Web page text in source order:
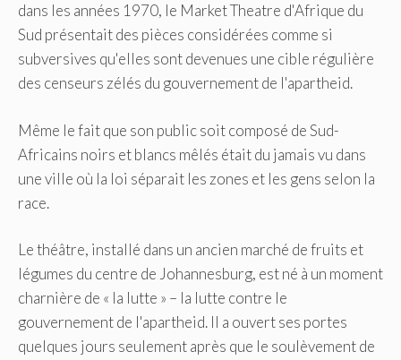
dans les années 1970, le Market Theatre d'Afrique du
Sud présentait des pièces considérées comme si
subversives qu'elles sont devenues une cible régulière
des censeurs zélés du gouvernement de l'apartheid.
Même le fait que son public soit composé de Sud-
Africains noirs et blancs mêlés était du jamais vu dans
une ville où la loi séparait les zones et les gens selon la
race.
Le théâtre, installé dans un ancien marché de fruits et
légumes du centre de Johannesburg, est né à un moment
charnière de « la lutte » – la lutte contre le
gouvernement de l'apartheid. Il a ouvert ses portes
quelques jours seulement après que le soulèvement de